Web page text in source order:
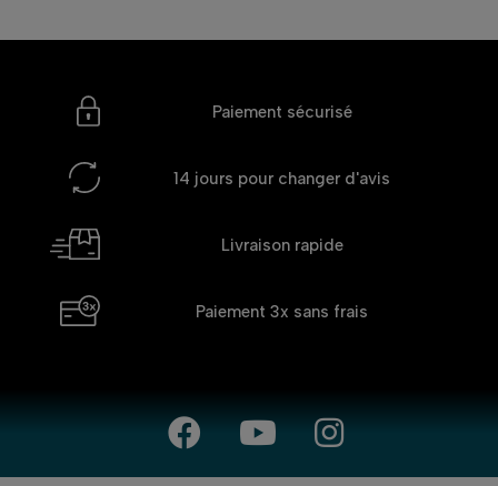
Paiement sécurisé
14 jours pour changer d'avis
Livraison rapide
Paiement 3x sans frais